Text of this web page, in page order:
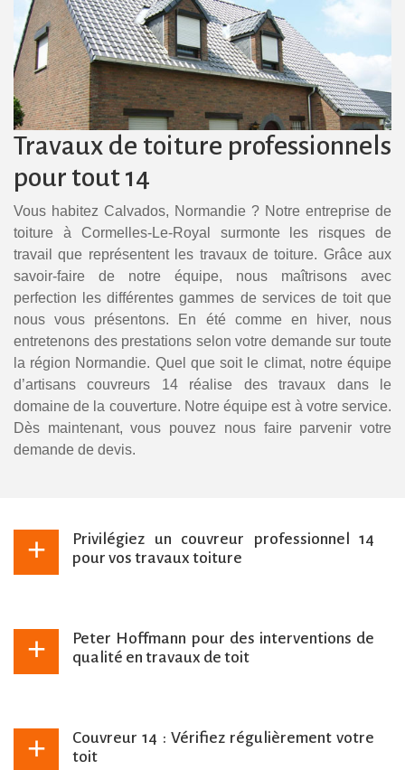
Travaux de toiture professionnels
pour tout 14
Vous habitez Calvados, Normandie ? Notre entreprise de
toiture à Cormelles-Le-Royal surmonte les risques de
travail que représentent les travaux de toiture. Grâce aux
savoir-faire de notre équipe, nous maîtrisons avec
perfection les différentes gammes de services de toit que
nous vous présentons. En été comme en hiver, nous
entretenons des prestations selon votre demande sur toute
la région Normandie. Quel que soit le climat, notre équipe
d’artisans couvreurs 14 réalise des travaux dans le
domaine de la couverture. Notre équipe est à votre service.
Dès maintenant, vous pouvez nous faire parvenir votre
demande de devis.
Privilégiez un couvreur professionnel 14
pour vos travaux toiture
grands envergures, demandent souvent l’intervention
d’un spécialiste en couverture pour avoir de bons
résultats. Puisque le toit est un élément essentiel et
Peter Hoffmann pourra être votre interlocuteur pour les
différents travaux de toit dont vous avez besoin. Notre
Peter Hoffmann pour des interventions de
qualité en travaux de toit
propose des services fiables pour répondre à vos
besoins en travaux de toit sur Cormelles-Le-Royal
Couvreur 14 : Vérifiez régulièrement votre
toit